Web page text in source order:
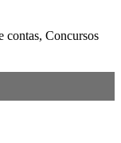
contas, Concursos